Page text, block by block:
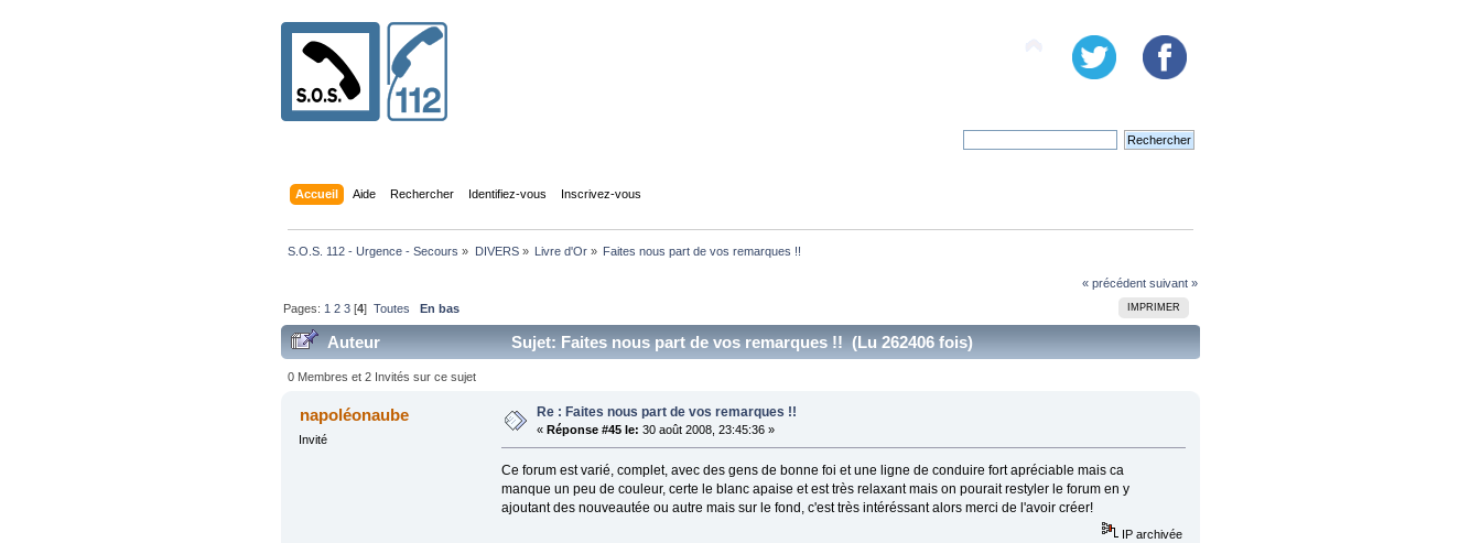
Accueil Aide Rechercher Identifiez-vous Inscrivez-vous
S.O.S. 112 - Urgence - Secours » DIVERS» Livre d'Or » Faites nous part de vos remarques !!
« précédent suivant »
IMPRIMER
Pages: 1 2 3 [4]Toutes En bas
Auteur Sujet: Faites nous part de vos remarques !! (Lu 262406 fois)
0 Membres et 2 Invités sur ce sujet
napoléonaube
Invité
Re : Faites nous part de vos remarques !!
«Réponse #45 le: 30 août 2008, 23:45:36 »
Ce forum est varié, complet, avec des gens de bonne foi et une ligne de conduire fort apréciable mais ca
manque un peu de couleur, certe le blanc apaise et est très relaxant mais on pourait restyler le forum en y
ajoutant des nouveautée ou autre mais sur le fond, c'est très intéréssant alors merci de l'avoir créer!
IP archivée